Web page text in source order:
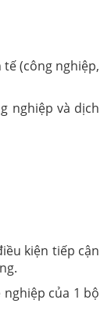
(công nghiệp,
nghiệp và dịch
kiện tiếp cận
của 1 bộ